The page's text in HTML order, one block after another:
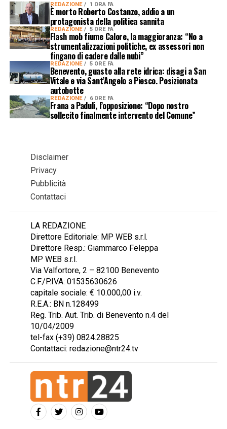
REDAZIONE 1 ORA FA
È morto Roberto Costanzo, addio a un
protagonista della politica sannita
REDAZIONE 5 ORE FA
Flash mob fiume Calore, la maggioranza: “No a
strumentalizzazioni politiche, ex assessori non
fingano di cadere dalle nubi”
REDAZIONE 5 ORE FA
Benevento, guasto alla rete idrica: disagi a San
Vitale e via Sant’Angelo a Piesco. Posizionata
autobotte
REDAZIONE 6 ORE FA
Frana a Paduli, l’opposizione: “Dopo nostro
sollecito finalmente intervento del Comune”
Disclaimer
Privacy
Pubblicità
Contattaci
LA REDAZIONE
Direttore Editoriale: MP WEB s.r.l.
Direttore Resp.: Giammarco Feleppa
MP WEB s.r.l.
Via Valfortore, 2 – 82100 Benevento
C.F./P.IVA: 01535630626
capitale sociale: € 10.000,00 i.v.
R.E.A.: BN n.128499
Reg. Trib. Aut. Trib. di Benevento n.4 del
10/04/2009
tel-fax (+39) 0824.28825
Contattaci: redazione@ntr24.tv